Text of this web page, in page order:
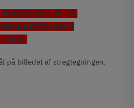
ØVERSTE DEL AF
BESTILLE DEN
på billedet af stregtegningen.